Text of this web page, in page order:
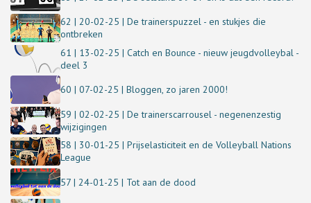
62 | 20-02-25 | De trainerspuzzel - en stukjes die
ontbreken
61 | 13-02-25 | Catch en Bounce - nieuw jeugdvolleybal -
deel 3
60 | 07-02-25 | Bloggen, zo jaren 2000!
59 | 02-02-25 | De trainerscarrousel - negenenzestig
wijzigingen
58 | 30-01-25 | Prijselasticiteit en de Volleyball Nations
League
57 | 24-01-25 | Tot aan de dood